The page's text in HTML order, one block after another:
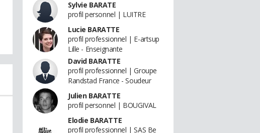
Sylvie BARATE
profil personnel | LUITRE
Lucie BARATTE
profil professionnel | E-artsup
Lille - Enseignante
David BARATTE
profil professionnel | Groupe
Randstad France - Soudeur
Julien BARATTE
profil personnel | BOUGIVAL
Elodie BARATTE
profil professionnel | SAS Be